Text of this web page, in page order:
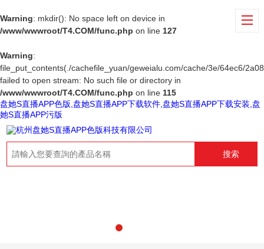
Warning: mkdir(): No space left on device in
/www/wwwroot/T4.COM/func.php on line 127
Warning:
file_put_contents(./cachefile_yuan/geweialu.com/cache/3e/64ec6/
failed to open stream: No such file or directory in
/www/wwwroot/T4.COM/func.php on line 115
盘她S直播APP色版,盘她S直播APP下载软件,盘她S直播APP下载安装,盘
她S直播APP污版
搜索